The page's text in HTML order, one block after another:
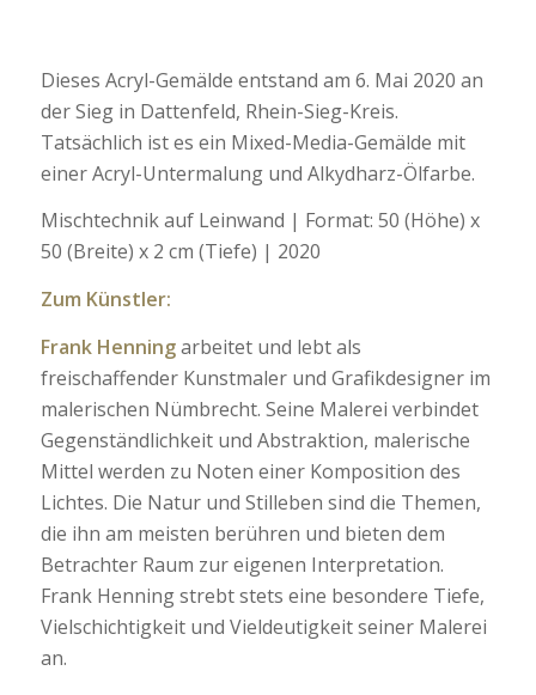
Dieses Acryl-Gemälde entstand am 6. Mai 2020 an
der Sieg in Dattenfeld, Rhein-Sieg-Kreis.
Tatsächlich ist es ein Mixed-Media-Gemälde mit
einer Acryl-Untermalung und Alkydharz-Ölfarbe.
Mischtechnik auf Leinwand | Format: 50 (Höhe) x
50 (Breite) x 2 cm (Tiefe) | 2020
Zum Künstler:
Frank Henningarbeitet und lebt als
freischaffender Kunstmaler und Grafikdesigner im
malerischen Nümbrecht. Seine Malerei verbindet
Gegenständlichkeit und Abstraktion, malerische
Mittel werden zu Noten einer Komposition des
Lichtes. Die Natur und Stilleben sind die Themen,
die ihn am meisten berühren und bieten dem
Betrachter Raum zur eigenen Interpretation.
Frank Henning strebt stets eine besondere Tiefe,
Vielschichtigkeit und Vieldeutigkeit seiner Malerei
an.